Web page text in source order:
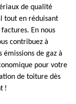
de qualité
tout en réduisant
En nous
contribuez à
de gaz à
pour votre
de toiture dès
!